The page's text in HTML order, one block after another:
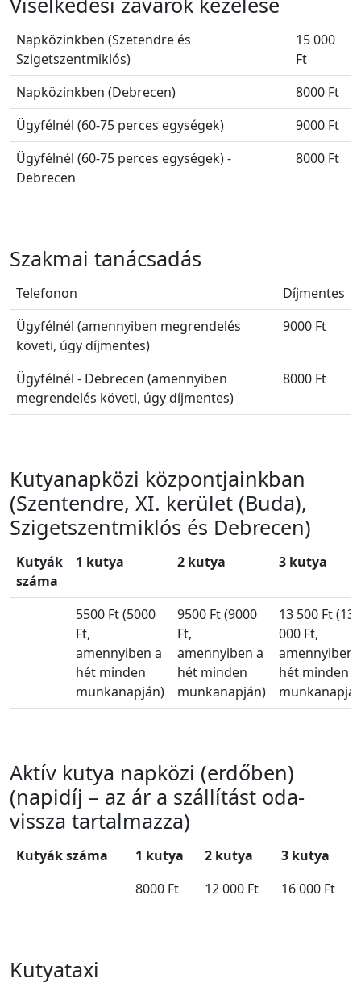
Napközinkben (Szetendre és
Szigetszentmiklós)
15 000
Ft
Napközinkben (Debrecen)
8000 Ft
Ügyfélnél (60-75 perces egységek)
9000 Ft
Ügyfélnél (60-75 perces egységek) -
Debrecen
8000 Ft
Szakmai tanácsadás
Telefonon
Díjmentes
Ügyfélnél (amennyiben megrendelés
követi, úgy díjmentes)
9000 Ft
Ügyfélnél - Debrecen (amennyiben
megrendelés követi, úgy díjmentes)
8000 Ft
Kutyanapközi központjainkban
(Szentendre, XI. kerület (Buda),
Szigetszentmiklós és Debrecen)
Kutyák
száma
1 kutya 2 kutya 3 kutya
5500 Ft (5000
Ft,
amennyiben a
hét minden
munkanapján)
9500 Ft (9000
Ft,
amennyiben a
hét minden
munkanapján)
13 500 Ft (13
000 Ft,
amennyiben
hét minden
Aktív kutya napközi (erdőben)
(napidíj – az ár a szállítást oda-
vissza tartalmazza)
Kutyák száma 1 kutya 2 kutya
3 kutya
8000 Ft
12 000 Ft 16 000 Ft
Kutyataxi